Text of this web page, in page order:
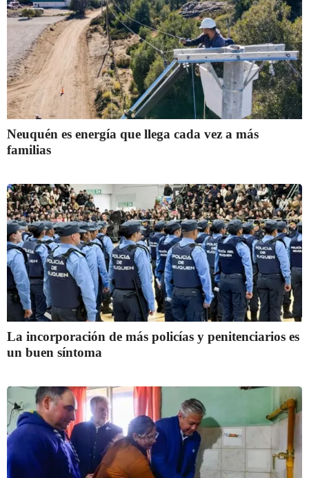
Neuquén es energía que llega cada vez a más
familias
La incorporación de más policías y penitenciarios es
un buen síntoma